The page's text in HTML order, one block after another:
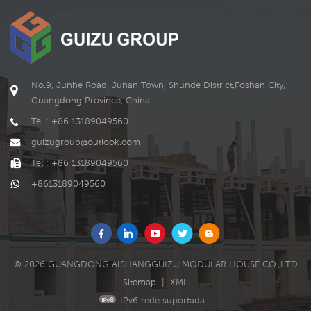
divisória.nós enviaremos o
vídeo para fixação, qualquer
um pode entender. se você
for escrupuloso, descobrirá
na garrafa da casa do
contêiner, é importante
para que você possa ajustar
o equilíbrio se sua terra não
for uma base plana.
No.9, Junhe Road, Junan Town, Shunde District,Foshan City,
Guangdong Province, China.
Tel : +86 13189049560
guizugroup@outlook.com
Tel : +86 13189049560
+8613189049560
© 2026 GUANGDONG AISHANGGUIZU MODULAR HOUSE CO.,LTD
Sitemap
XML
IPv6 rede suportada